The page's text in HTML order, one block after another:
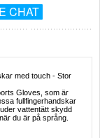
CHAT
med touch - Stor
Gloves, som är
fullfingerhandskar
vattentätt skydd
du är på språng.